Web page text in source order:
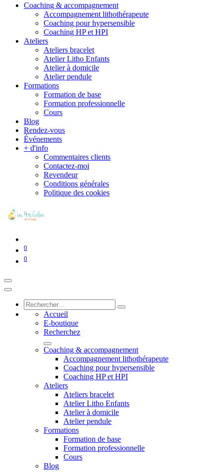
Coaching & accompagnement
Accompagnement lithothérapeute
Coaching pour hypersensible
Coaching HP et HPI
Ateliers
Ateliers bracelet
Atelier Litho Enfants
Atelier à domicile
Atelier pendule
Formations
Formation de base
Formation professionnelle
Cours
Blog
Rendez-vous
Événements
+ d'info
Commentaires clients
Contactez-moi
Revendeur
Conditions générales
Politique des cookies
0
0
Accueil
E-boutique
Recherchez
Coaching & accompagnement
Accompagnement lithothérapeute
Coaching pour hypersensible
Coaching HP et HPI
Ateliers
Ateliers bracelet
Atelier Litho Enfants
Atelier à domicile
Atelier pendule
Formations
Formation de base
Formation professionnelle
Cours
Blog